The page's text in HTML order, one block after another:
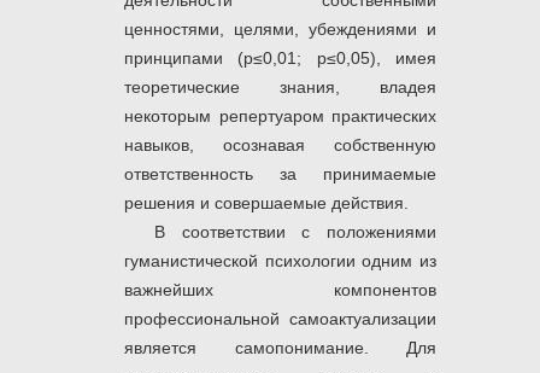
ценностями, целями, убеждениями и
принципами (р≤0,01; р≤0,05), имея
теоретические знания, владея
некоторым репертуаром практических
навыков, осознавая собственную
ответственность за принимаемые
решения и совершаемые действия.
В соответствии с положениями
гуманистической психологии одним из
важнейших компонентов
профессиональной самоактуализации
является самопонимание. Для